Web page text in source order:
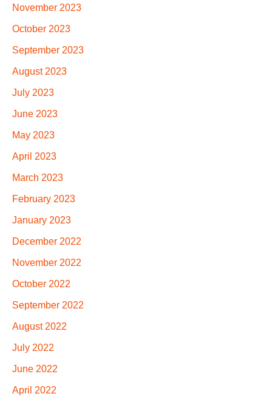
November 2023
October 2023
September 2023
August 2023
July 2023
June 2023
May 2023
April 2023
March 2023
February 2023
January 2023
December 2022
November 2022
October 2022
September 2022
August 2022
July 2022
June 2022
April 2022